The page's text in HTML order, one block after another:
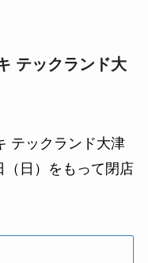
テックランド大
テックランド大津
（日）をもって閉店